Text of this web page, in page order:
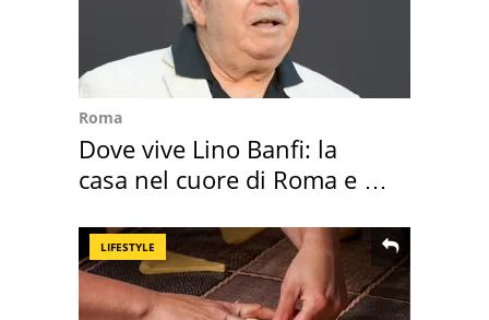
Roma
Dove vive Lino Banfi: la
casa nel cuore di Roma e i
LIFESTYLE